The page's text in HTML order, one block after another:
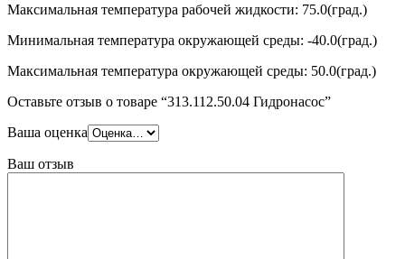
Максимальная температура рабочей жидкости: 75.0(град.)
Минимальная температура окружающей среды: -40.0(град.)
Максимальная температура окружающей среды: 50.0(град.)
Оставьте отзыв о товаре “313.112.50.04 Гидронасос”
Ваша оценка
Ваш отзыв